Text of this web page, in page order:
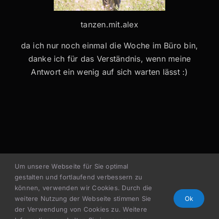
tanzen.mit.alex
da ich nur noch einmal die Woche im Büro bin,
danke ich für das Verständnis, wenn meine
Antwort ein wenig auf sich warten lässt :)
© 2023 Alexandra Pointner – Impressum
–
Datenschutz
Um unsere Webseite für Sie optimal
gestalten und fortlaufend verbessern zu
können, verwenden wir Cookies. Durch die
weitere Nutzung der Webseite stimmen Sie
der Verwendung von Cookies zu. Weitere
Ok